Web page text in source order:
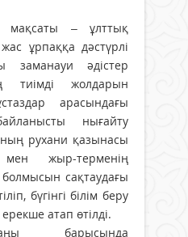
мақсаты – ұлттық
ұрпаққа дәстүрлі
заманауи әдістер
тиімді жолдарын
арасындағы
нығайту
рухани қазынасы
жыр-терменің
сақтаудағы
бүгінгі білім беру
атап өтілді.
барысында